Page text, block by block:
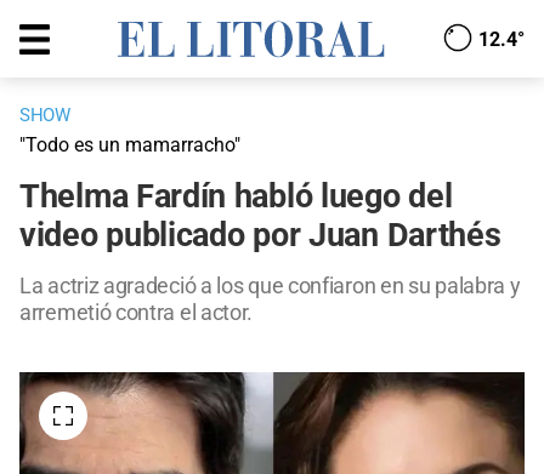
12.4°
SHOW
"Todo es un mamarracho"
Thelma Fardín habló luego del
video publicado por Juan Darthés
La actriz agradeció a los que confiaron en su palabra y
arremetió contra el actor.